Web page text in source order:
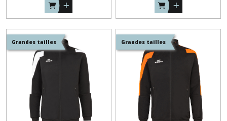
Grandes tailles Grandes tailles
Afficher
les
résultats